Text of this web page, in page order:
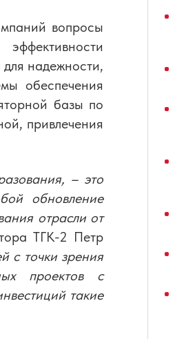
вопросы
надежности,
обеспечения
базы по
привлечения
– это
обновление
отрасли от
ТГК-2 Петр
с точки зрения
проектов с
такие